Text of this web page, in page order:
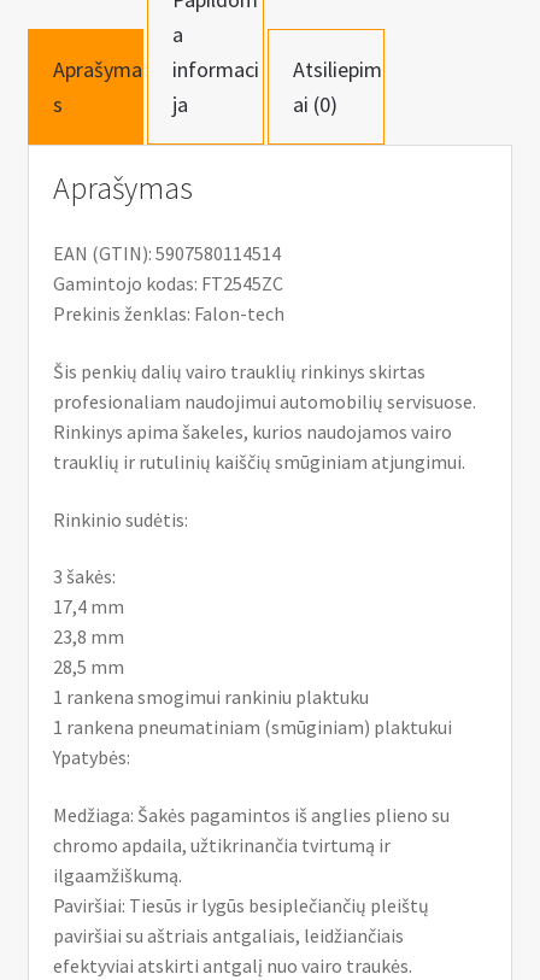
Aprašyma
s
a
informaci
ja
Atsiliepim
ai (0)
Aprašymas
EAN (GTIN): 5907580114514
Gamintojo kodas: FT2545ZC
Prekinis ženklas: Falon-tech
Šis penkių dalių vairo trauklių rinkinys skirtas
profesionaliam naudojimui automobilių servisuose.
Rinkinys apima šakeles, kurios naudojamos vairo
trauklių ir rutulinių kaiščių smūginiam atjungimui.
Rinkinio sudėtis:
3 šakės:
17,4 mm
23,8 mm
28,5 mm
1 rankena smogimui rankiniu plaktuku
1 rankena pneumatiniam (smūginiam) plaktukui
Ypatybės:
Medžiaga: Šakės pagamintos iš anglies plieno su
chromo apdaila, užtikrinančia tvirtumą ir
ilgaamžiškumą.
Paviršiai: Tiesūs ir lygūs besiplečiančių pleištų
paviršiai su aštriais antgaliais, leidžiančiais
efektyviai atskirti antgalį nuo vairo traukės.